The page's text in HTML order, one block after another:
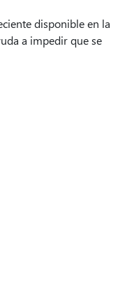
disponible en la
a impedir que se